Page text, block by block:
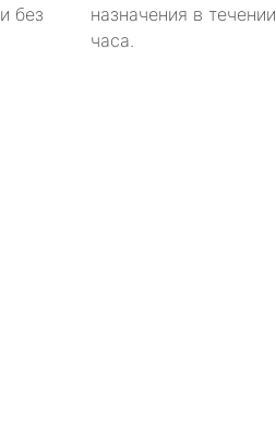
без
назначения в течении
часа.